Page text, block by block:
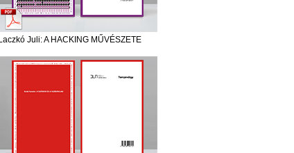
Juli: A HACKING MŰVÉSZETE